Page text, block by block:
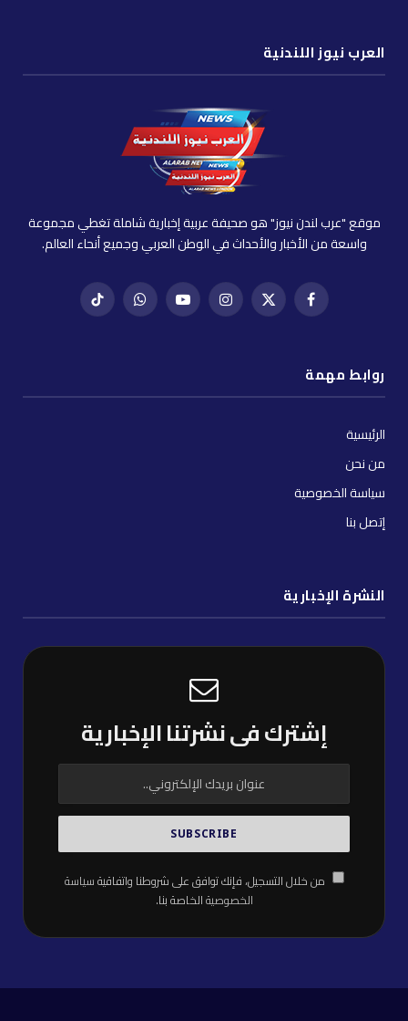
العرب نيوز اللندنية
موقع "عرب لندن نيوز" هو صحيفة عربية إخبارية شاملة تغطي مجموعة
واسعة من الأخبار والأحداث في الوطن العربي وجميع أنحاء العالم.
فيسبوكX
إنستغراميوتيوب واتساب تيك
روابط مهمة
الرئيسية
من نحن
سياسة الخصوصية
إتصل بنا
النشرة الإخبارية
إشترك فى نشرتنا الإخبارية
من خلال التسجيل، فإنك توافق على شروطنا واتفاقيةسياسة
الخصوصيةالخاصة بنا.